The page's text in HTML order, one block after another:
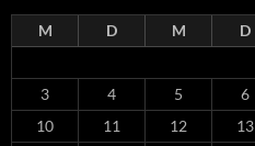
M D M D
3
4 5 6
10
11 12 13